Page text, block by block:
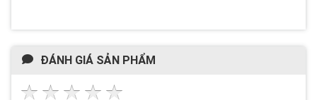
ĐÁNH GIÁ SẢN PHẨM